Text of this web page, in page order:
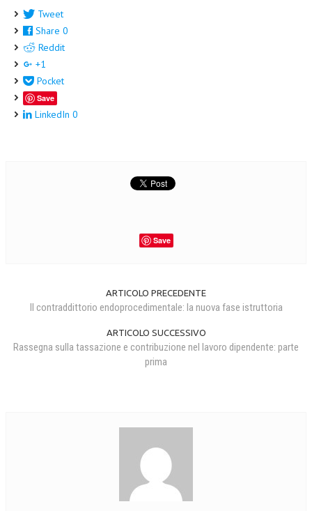
Tweet
Share 0
Reddit
+1
Pocket
Save
LinkedIn 0
Save
ARTICOLO PRECEDENTE
Il contraddittorio endoprocedimentale: la nuova fase istruttoria
ARTICOLO SUCCESSIVO
Rassegna sulla tassazione e contribuzione nel lavoro dipendente: parte
prima